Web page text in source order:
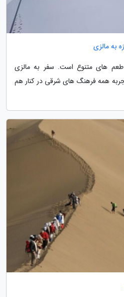
های متنوع است. سفر به مالزی
همه فرهنگ های شرقی در کنار هم